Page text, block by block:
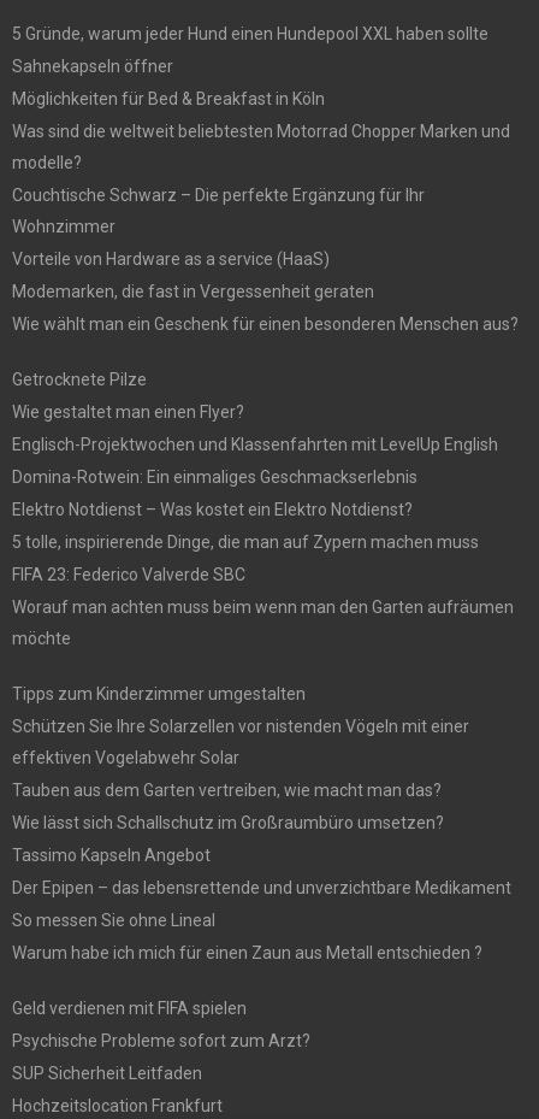
5 Gründe, warum jeder Hund einen Hundepool XXL haben sollte
Sahnekapseln öffner
Möglichkeiten für Bed & Breakfast in Köln
Was sind die weltweit beliebtesten Motorrad Chopper Marken und
modelle?
Couchtische Schwarz – Die perfekte Ergänzung für Ihr
Wohnzimmer
Vorteile von Hardware as a service (HaaS)
Modemarken, die fast in Vergessenheit geraten
Wie wählt man ein Geschenk für einen besonderen Menschen aus?
Getrocknete Pilze
Wie gestaltet man einen Flyer?
Englisch-Projektwochen und Klassenfahrten mit LevelUp English
Domina-Rotwein: Ein einmaliges Geschmackserlebnis
Elektro Notdienst – Was kostet ein Elektro Notdienst?
5 tolle, inspirierende Dinge, die man auf Zypern machen muss
FIFA 23: Federico Valverde SBC
Worauf man achten muss beim wenn man den Garten aufräumen
möchte
Tipps zum Kinderzimmer umgestalten
Schützen Sie Ihre Solarzellen vor nistenden Vögeln mit einer
effektiven Vogelabwehr Solar
Tauben aus dem Garten vertreiben, wie macht man das?
Wie lässt sich Schallschutz im Großraumbüro umsetzen?
Tassimo Kapseln Angebot
Der Epipen – das lebensrettende und unverzichtbare Medikament
So messen Sie ohne Lineal
Warum habe ich mich für einen Zaun aus Metall entschieden ?
Geld verdienen mit FIFA spielen
Psychische Probleme sofort zum Arzt?
SUP Sicherheit Leitfaden
Hochzeitslocation Frankfurt